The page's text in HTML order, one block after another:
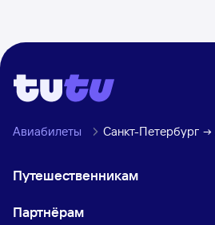
Авиабилеты Санкт-Петербург
Путешественникам
Партнёрам